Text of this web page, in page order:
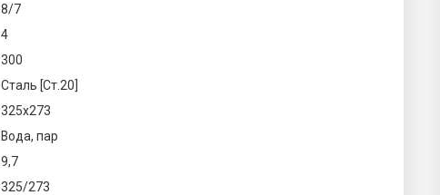
8/7
4
300
Cталь [Ст.20]
325х273
Вода, пар
9,7
325/273